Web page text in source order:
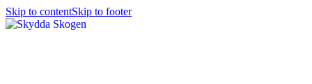
Skip to contentSkip to footer